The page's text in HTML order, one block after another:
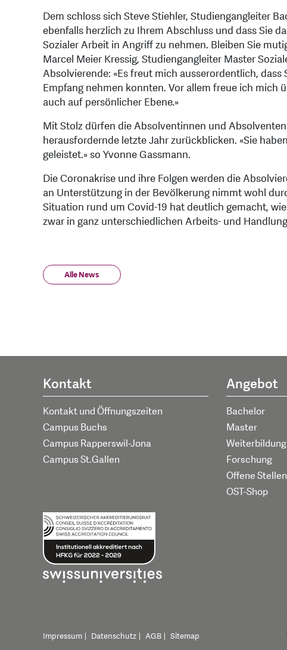
Dem schloss sich Steve Stiehler, Studiengangleiter
ebenfalls herzlich zu Ihrem Abschluss und dass Sie
Sozialer Arbeit in Angriff zu nehmen. Bleiben Sie
Marcel Meier Kressig, Studiengangleiter Master
Absolvierende: «Es freut mich ausserordentlich,
Empfang nehmen konnten. Vor allem freue ich mich
auch auf persönlicher Ebene.»
Mit Stolz dürfen die Absolventinnen und
herausfordernde letzte Jahr zurückblicken. «Sie
geleistet.» so Yvonne Gassmann.
Die Coronakrise und ihre Folgen werden die
an Unterstützung in der Bevölkerung nimmt wohl
Situation rund um Covid-19 hat deutlich gemacht,
zwar in ganz unterschiedlichen Arbeits- und
Alle News
Kontakt
Kontakt und Öffnungszeiten
Campus Buchs
Campus Rapperswil-Jona
Campus St.Gallen
Angebot
Bachelor
Master
Weiterbildung
Forschung
Offene Stellen
OST-Shop
Impressum Datenschutz AGB Sitemap